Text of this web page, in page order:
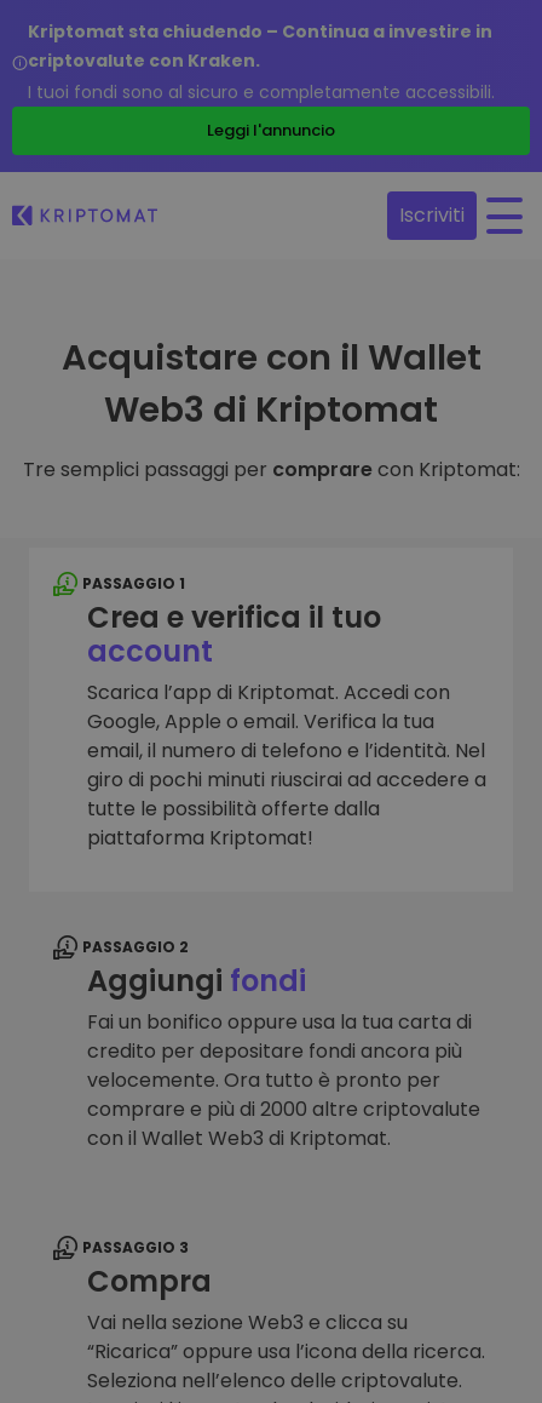
Kriptomat sta chiudendo – Continua a investire in
criptovalute con Kraken.
I tuoi fondi sono al sicuro e completamente accessibili.
Leggi l'annuncio
Iscriviti
Acquistare con il Wallet
Web3 di Kriptomat
Tre semplici passaggi per comprarecon Kriptomat:
PASSAGGIO 1
Crea e verifica il tuo
account
Scarica l’app di Kriptomat. Accedi con
Google, Apple o email. Verifica la tua
email, il numero di telefono e l’identità. Nel
giro di pochi minuti riuscirai ad accedere a
tutte le possibilità offerte dalla
piattaforma Kriptomat!
PASSAGGIO 2
Aggiungi fondi
Fai un bonifico oppure usa la tua carta di
credito per depositare fondi ancora più
velocemente. Ora tutto è pronto per
comprare e più di 2000 altre criptovalute
con il Wallet Web3 di Kriptomat.
PASSAGGIO 3
Compra
Vai nella sezione Web3 e clicca su
“Ricarica” oppure usa l’icona della ricerca.
Seleziona nell’elenco delle criptovalute.